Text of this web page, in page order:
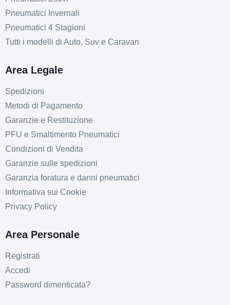
Pneumatici Invernali
Pneumatici 4 Stagioni
Tutti i modelli di Auto, Suv e Caravan
Area Legale
Spedizioni
Metodi di Pagamento
Garanzie e Restituzione
PFU e Smaltimento Pneumatici
Condizioni di Vendita
Garanzie sulle spedizioni
Garanzia foratura e danni pneumatici
Informativa sui Cookie
Privacy Policy
Area Personale
Registrati
Accedi
Password dimenticata?